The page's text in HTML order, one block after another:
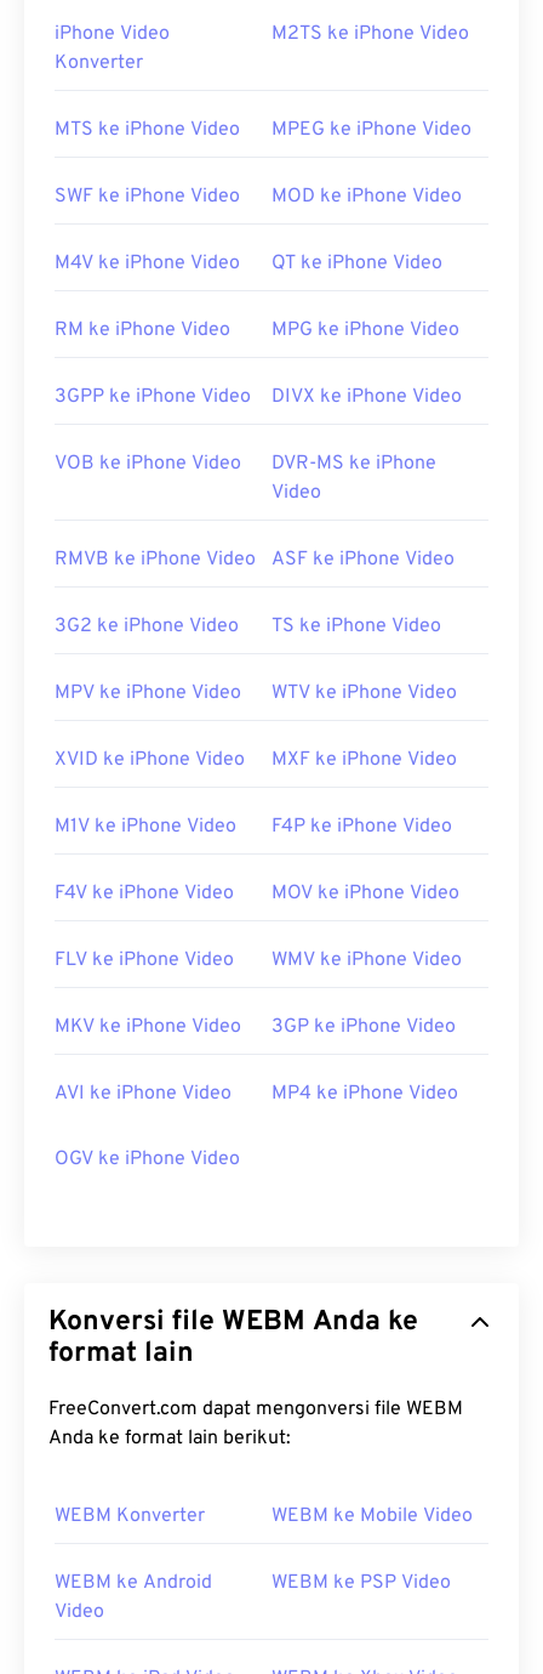
Bagaimana cara membuka berkas
WEBM?
Pemutar media VLCdan MPlayerdapat membuka
bagus lainnya untuk membuka WEBM antara lain
terpisah. Namun, sebagian besar peramban
Rilis awal:2010
iPhone Video
Konverter
M2TS ke iPhone Video
MTS ke iPhone Video MPEG ke iPhone Video
SWF ke iPhone Video MOD ke iPhone Video
M4V ke iPhone Video QT ke iPhone Video
RM ke iPhone Video MPG ke iPhone Video
3GPP ke iPhone Video DIVX ke iPhone Video
VOB ke iPhone Video
DVR-MS ke iPhone
Video
RMVB ke iPhone Video ASF ke iPhone Video
3G2 ke iPhone Video TS ke iPhone Video
MPV ke iPhone Video WTV ke iPhone Video
XVID ke iPhone Video MXF ke iPhone Video
M1V ke iPhone Video F4P ke iPhone Video
F4V ke iPhone Video MOV ke iPhone Video
FLV ke iPhone Video WMV ke iPhone Video
MKV ke iPhone Video 3GP ke iPhone Video
AVI ke iPhone Video MP4 ke iPhone Video
OGV ke iPhone Video
Konversi file WEBM Anda ke
format lain
FreeConvert.com dapat mengonversi file WEBM
Anda ke format lain berikut:
WEBM Konverter WEBM ke Mobile Video
WEBM ke Android
Video
WEBM ke PSP Video